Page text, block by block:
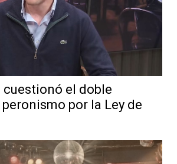
cuestionó el doble
por la Ley de